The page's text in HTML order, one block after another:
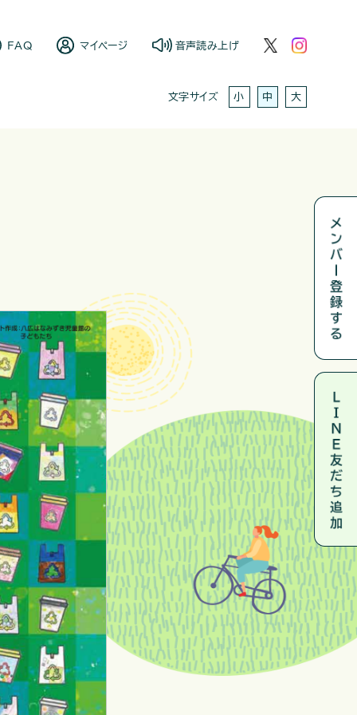
FAQ マイページ 音声読み上げ
文字サイズ 小 中 大